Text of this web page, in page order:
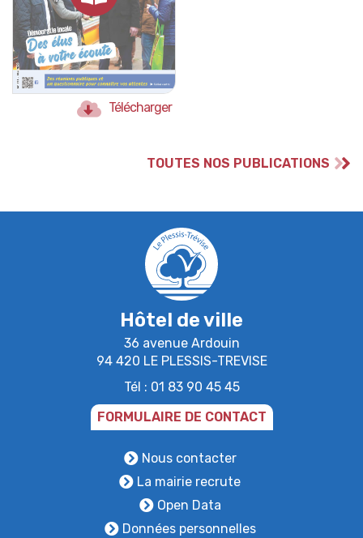
Télécharger
TOUTES NOS PUBLICATIONS
Hôtel de ville
36 avenue Ardouin
94 420 LE PLESSIS-TREVISE
Tél : 01 83 90 45 45
FORMULAIRE DE CONTACT
Nous contacter
La mairie recrute
Open Data
Données personnelles